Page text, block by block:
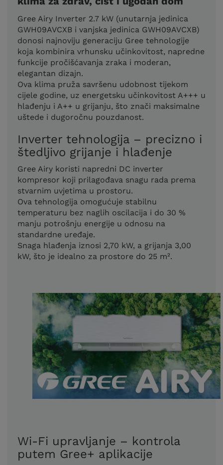
Gree Airy Inverter 2.7 kW (unutarnja jedinica
GWH09AVCXB i vanjska jedinica GWH09AVCXB)
donosi najnoviju generaciju Gree tehnologije
koja kombinira vrhunsku učinkovitost, napredne
funkcije pročišćavanja zraka i moderan,
elegantan dizajn.
Ova klima pruža savršenu udobnost tijekom
cijele godine, uz energetsku učinkovitost A+++ u
hlađenju i A++ u grijanju, što znači maksimalne
uštede i dugoročnu pouzdanost.
Inverter tehnologija – precizno i
štedljivo grijanje i hlađenje
Gree Airy koristi napredni DC inverter
kompresor koji prilagođava snagu rada prema
stvarnim uvjetima u prostoru.
Ova tehnologija omogućuje stabilnu
temperaturu bez naglih oscilacija i do 30 %
manju potrošnju energije u odnosu na
standardne uređaje.
Snaga hlađenja iznosi 2,70 kW, a grijanja 3,00
kW, što je idealno za prostore do 25 m².
Wi-Fi upravljanje – kontrola
putem Gree+ aplikacije